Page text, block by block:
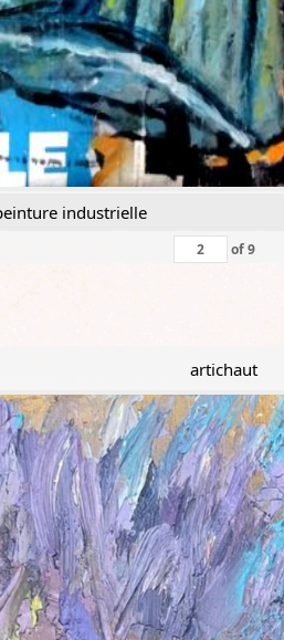
industrielle
of9
artichaut